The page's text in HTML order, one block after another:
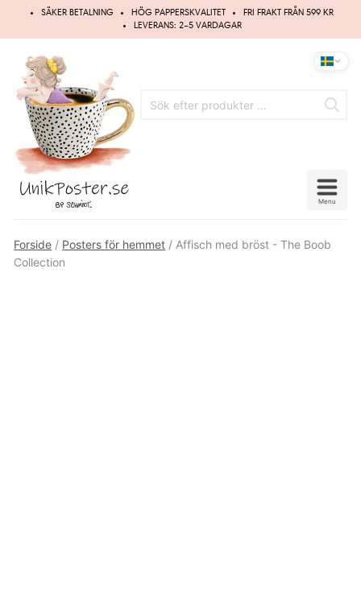
Hoppa
SÄKER BETALNING HÖG PAPPERSKVALITET
FRI FRAKT FRÅN 599 KR
LEVERANS: 2–5 VARDAGAR
Menu
Forside / Posters för hemmet / Affisch med bröst - The Boob
Collection